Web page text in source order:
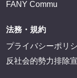
FANY Commu
法務・規約
プライバシーポリ
反社会的勢力排除